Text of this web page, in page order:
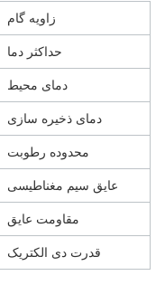
زاویه گام
حداکثر دما
دمای محیط
دمای ذخیره سازی
محدوده رطوبت
عایق سیم مغناطیسی
مقاومت عایق
قدرت دی الکتریک